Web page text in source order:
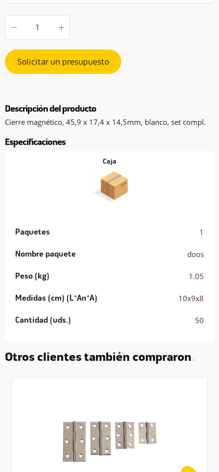
Solicitar un presupuesto
Descripción del producto
Cierre magnético, 45,9 x 17,4 x 14,5mm, blanco, set compl.
Especificaciones
Caja
Paquetes 1
Nombre paquete doos
Peso (kg) 1.05
Medidas (cm) (L*An*A) 10x9x8
Cantidad (uds.) 50
Otros clientes también compraron